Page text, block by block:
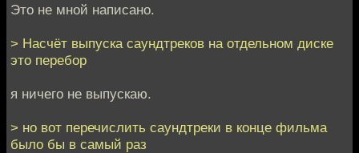
Это не мной написано.
> Насчёт выпуска саундтреков на отдельном диске
это перебор
я ничего не выпускаю.
> но вот перечислить саундтреки в конце фильма
было бы в самый раз